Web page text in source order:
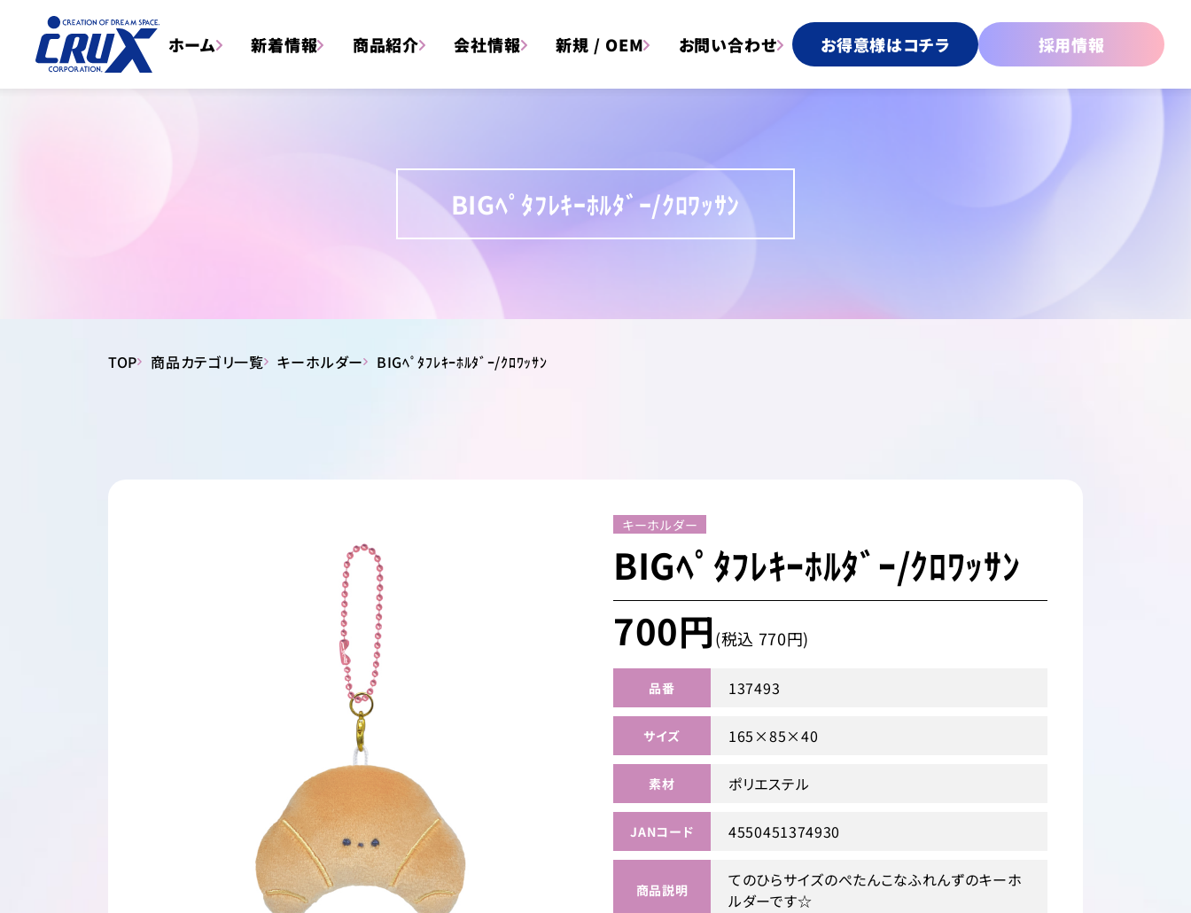
ホーム 新着情報 商品紹介
アイテム
会社情報 新規 / OEM お問い合わせ お得意様はコチラ 採用情報
BIGﾍﾟﾀﾌﾚｷｰﾎﾙﾀﾞｰ/ｸﾛﾜｯｻﾝ
TOP 商品カテゴリ一覧 キーホルダー BIGﾍﾟﾀﾌﾚｷｰﾎﾙﾀﾞｰ/ｸﾛﾜｯｻﾝ
キーホルダー
BIGﾍﾟﾀﾌﾚｷｰﾎﾙﾀﾞｰ/ｸﾛﾜｯｻﾝ
700円(税込 770円)
品番 137493
サイズ 165×85×40
素材 ポリエステル
JANコード 4550451374930
商品説明
てのひらサイズのぺたんこなふれんずのキーホ
ルダーです☆